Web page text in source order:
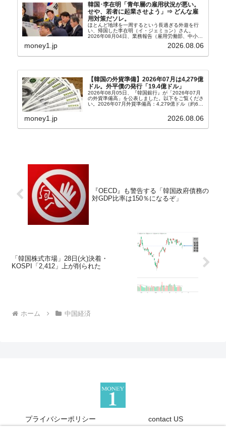
韓国･李在明「青年層の雇用状況が悪い。
せや、若者に起業させよう」⇒ どんな雇
用対策だソレ。
ほとんど地球を一周するという長過ぎる外遊を行
い、帰国した李在明（イ・ジェミョン）さん。
2026年08月04日、業務報告（雇用労働部、中小ベ
上、韓国大統領に成りおおせた李在明（イ・ジェミ
money1.jp 2026.08.06
【韓国の外貨準備】2026年07月は4,279億
ドル。外平債の発行「19.4億ドル」
2026年08月05日、『韓国銀行』が「2026年07月
の外貨準備高」を公表しました。以下をご覧くださ
い。2026年07月外貨準備高：4,279億ドル（約67
money1.jp 2026.08.06
『OECD』も警告する「韓国政府債務の
対GDP比率は150％になるぞ」
「韓国株式市場」28日(火)決着・
KOSPI「2,412」上が削られた
ホーム 中国経済
プライバシーポリシー contact US